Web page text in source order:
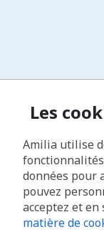
Les
Amilia utilise
données pour
pouvez
acceptez et
matière de